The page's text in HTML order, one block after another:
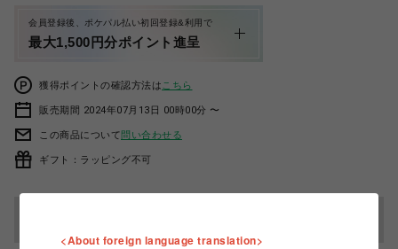
会員登録後、ポケパル払い初回登録&利用で
最大1,500円分ポイント進呈
獲得ポイントの確認方法は こちら
販売期間 2024年07月13日 00時00分 〜
この商品について問い合わせる
ギフト：ラッピング不可
<About foreign language translation>